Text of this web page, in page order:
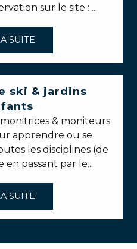
sur le site : ...
SUITE
ski & jardins
& moniteurs
apprendre ou se
les disciplines (de
en passant par le...
SUITE